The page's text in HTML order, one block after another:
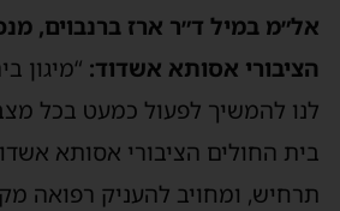
אל״מ במיל ד״ר ארז ברנבוים,
הציבורי אסותא אשדוד: “מיגון
לנו להמשיך לפעול כמעט בכל
בית החולים הציבורי אסותא
תרחיש, ומחויב להעניק רפואה